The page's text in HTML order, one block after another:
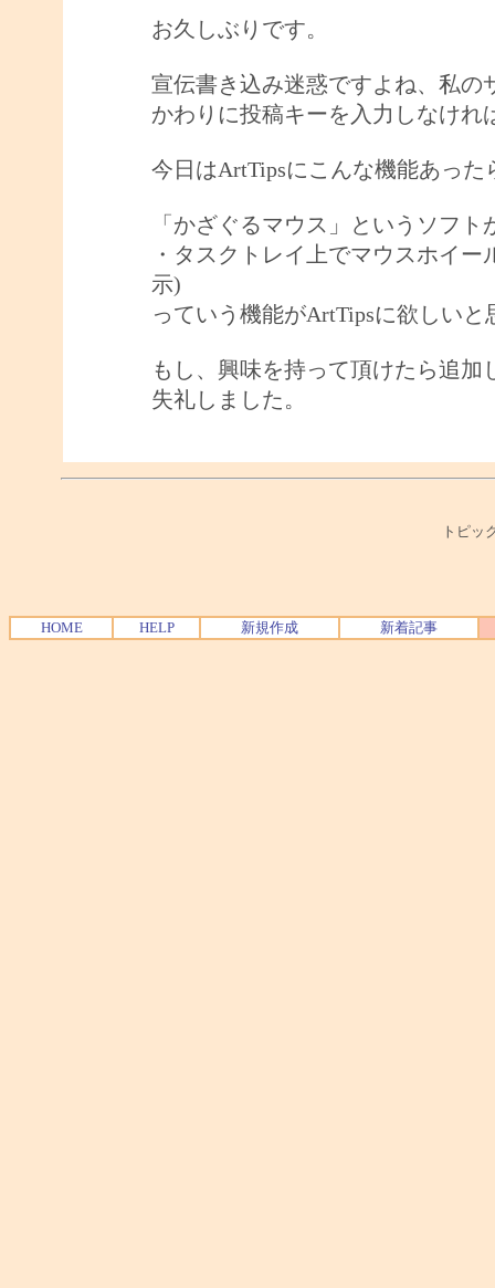
お久しぶりです。
宣伝書き込み迷惑ですよね、私の
かわりに投稿キーを入力しなけれ
今日はArtTipsにこんな機能あっ
「かざぐるマウス」というソフ
・タスクトレイ上でマウスホイ
示)
っていう機能がArtTipsに欲しいと
もし、興味を持って頂けたら追加
失礼しました。
トピッ
HOME HELP 新規作成 新着記事